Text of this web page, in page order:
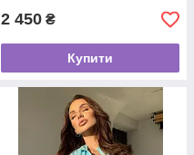
2 450 ₴
Купити